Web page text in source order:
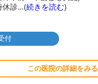
休診...(続きを読む)
付
この医院の詳細をみる